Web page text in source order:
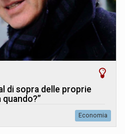
di sopra delle proprie
Economia